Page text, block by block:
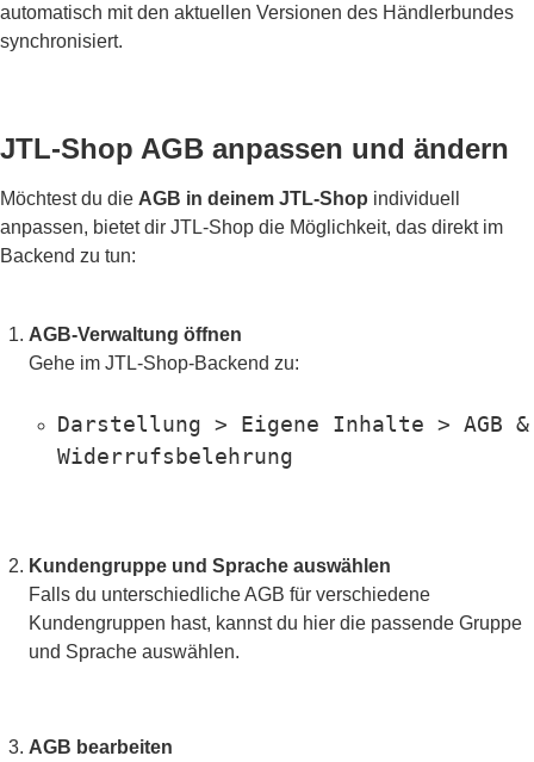
automatisch mit den aktuellen Versionen des Händlerbundes
synchronisiert.
JTL-Shop AGB anpassen und ändern
Möchtest du die AGB in deinem JTL-Shop individuell
anpassen, bietet dir JTL-Shop die Möglichkeit, das direkt im
Backend zu tun:
AGB-Verwaltung öffnen
Gehe im JTL-Shop-Backend zu:
Darstellung > Eigene Inhalte > AGB &
Widerrufsbelehrung
Kundengruppe und Sprache auswählen
Falls du unterschiedliche AGB für verschiedene
Kundengruppen hast, kannst du hier die passende Gruppe
und Sprache auswählen.
AGB bearbeiten